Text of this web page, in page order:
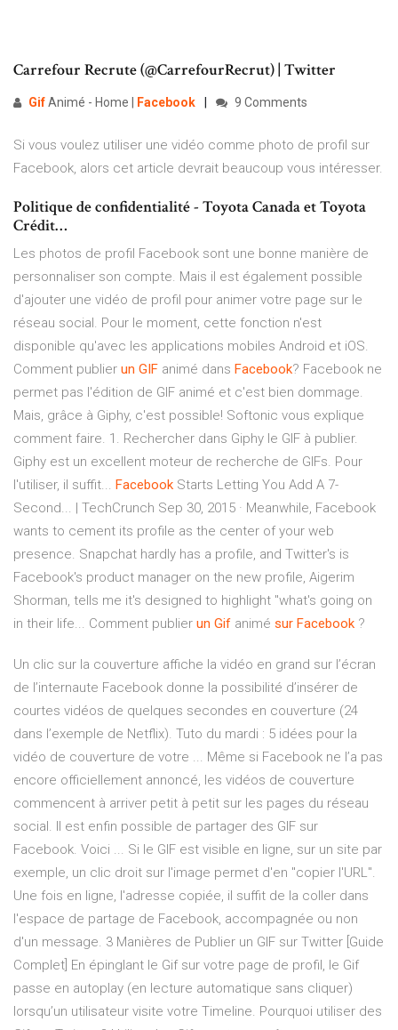
Carrefour Recrute (@CarrefourRecrut) | Twitter
GifAnimé - Home | Facebook 9 Comments
Si vous voulez utiliser une vidéo comme photo de profil sur
Facebook, alors cet article devrait beaucoup vous intéresser.
Politique de confidentialité - Toyota Canada et Toyota
Crédit…
Les photos de profil Facebook sont une bonne manière de
personnaliser son compte. Mais il est également possible
d'ajouter une vidéo de profil pour animer votre page sur le
réseau social. Pour le moment, cette fonction n'est
disponible qu'avec les applications mobiles Android et iOS.
Comment publier un GIF animé dans Facebook? Facebook ne
permet pas l'édition de GIF animé et c'est bien dommage.
Mais, grâce à Giphy, c'est possible! Softonic vous explique
comment faire. 1. Rechercher dans Giphy le GIF à publier.
Giphy est un excellent moteur de recherche de GIFs. Pour
l'utiliser, il suffit... Facebook Starts Letting You Add A 7-
Second... | TechCrunch Sep 30, 2015 · Meanwhile, Facebook
wants to cement its profile as the center of your web
presence. Snapchat hardly has a profile, and Twitter's is
Facebook's product manager on the new profile, Aigerim
Shorman, tells me it's designed to highlight "what's going on
in their life... Comment publier un Gif animé sur Facebook ?
Un clic sur la couverture affiche la vidéo en grand sur l’écran
de l’internaute Facebook donne la possibilité d’insérer de
courtes vidéos de quelques secondes en couverture (24
dans l’exemple de Netflix). Tuto du mardi : 5 idées pour la
vidéo de couverture de votre ... Même si Facebook ne l’a pas
encore officiellement annoncé, les vidéos de couverture
commencent à arriver petit à petit sur les pages du réseau
social. Il est enfin possible de partager des GIF sur
Facebook. Voici ... Si le GIF est visible en ligne, sur un site par
exemple, un clic droit sur l'image permet d'en "copier l'URL".
Une fois en ligne, l'adresse copiée, il suffit de la coller dans
l'espace de partage de Facebook, accompagnée ou non
d'un message. 3 Manières de Publier un GIF sur Twitter [Guide
Complet] En épinglant le Gif sur votre page de profil, le Gif
passe en autoplay (en lecture automatique sans cliquer)
lorsqu’un utilisateur visite votre Timeline. Pourquoi utiliser des